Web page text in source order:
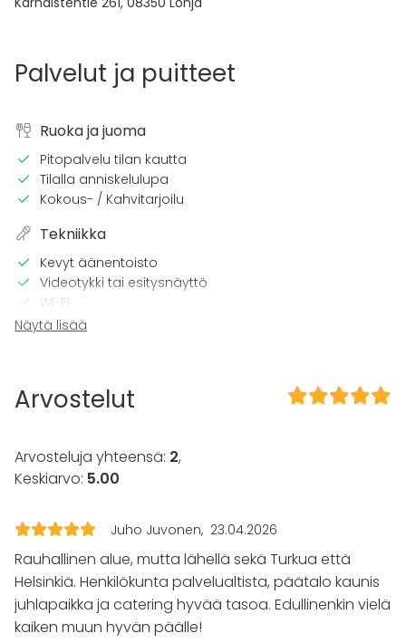
Palvelut ja puitteet
Ruoka ja juoma
Pitopalvelu tilan kautta
Tilalla anniskelulupa
Kokous- / Kahvitarjoilu
Tekniikka
Kevyt äänentoisto
Videotykki tai esitysnäyttö
Wi-Fi
Tilaan kuuluu
Esteetön tila
Kalusto
Piano
Tapahtumatyypit
Juhlat
Häät
Saunailta
Näytä lisää
Arvostelut
Arvosteluja yhteensä: 2,
Keskiarvo: 5.00
Juho Juvonen 23.04.2026
Rauhallinen alue, mutta lähellä sekä Turkua että
Helsinkiä. Henkilökunta palvelualtista, päätalo kaunis
juhlapaikka ja catering hyvää tasoa. Edullinenkin vielä
kaiken muun hyvän päälle!